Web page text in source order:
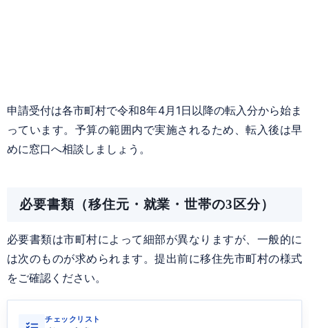
申請受付は各市町村で令和8年4月1日以降の転入分から始ま
っています。予算の範囲内で実施されるため、転入後は早
めに窓口へ相談しましょう。
必要書類（移住元・就業・世帯の3区分）
必要書類は市町村によって細部が異なりますが、一般的に
は次のものが求められます。提出前に移住先市町村の様式
をご確認ください。
チェックリスト